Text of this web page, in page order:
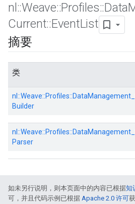
nl ::Weave::Profiles::Data
Current::EventList
摘要
类
nl::Weave::Profiles::
Builder
nl::Weave::Profiles::
Parser
如未另行说明，则本页面中的内容已根据知
可，并且代码示例已根据 Apache 2.0 许可